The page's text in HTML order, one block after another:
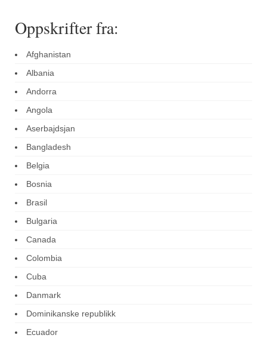
Oppskrifter fra:
Afghanistan
Albania
Andorra
Angola
Aserbajdsjan
Bangladesh
Belgia
Bosnia
Brasil
Bulgaria
Canada
Colombia
Cuba
Danmark
Dominikanske republikk
Ecuador